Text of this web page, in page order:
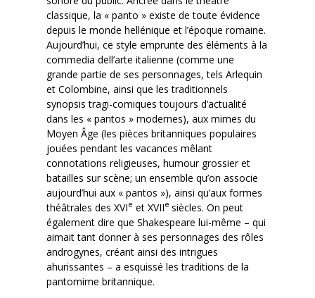
classique, la « panto » existe de toute évidence
depuis le monde hellénique et l’époque romaine.
Aujourd’hui, ce style emprunte des éléments à la
commedia dell’arte italienne (comme une
grande partie de ses personnages, tels Arlequin
et Colombine, ainsi que les traditionnels
synopsis tragi-comiques toujours d’actualité
dans les « pantos » modernes), aux mimes du
Moyen Âge (les pièces britanniques populaires
jouées pendant les vacances mêlant
connotations religieuses, humour grossier et
batailles sur scène; un ensemble qu’on associe
aujourd’hui aux « pantos »), ainsi qu’aux formes
théâtrales des XVIe et XVIIe siècles. On peut
également dire que Shakespeare lui-même – qui
aimait tant donner à ses personnages des rôles
androgynes, créant ainsi des intrigues
ahurissantes – a esquissé les traditions de la
pantomime britannique.